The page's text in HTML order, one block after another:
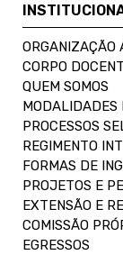
ORGANIZAÇÃO
CORPO
QUEM SOMOS
MODALIDADES
PROCESSOS
REGIMENTO
FORMAS DE
PROJETOS E
EXTENSÃO E
COMISSÃO
EGRESSOS